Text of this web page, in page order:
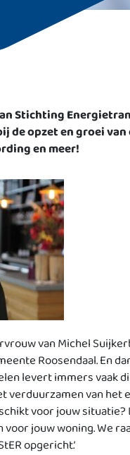
Stichting
opzet en groei van
en meer!
van Michel
Roosendaal. En
levert immers vaak
van het
voor jouw
voor jouw woning. We
opgericht.’